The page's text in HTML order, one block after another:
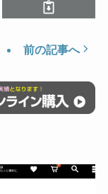
前の記事へ